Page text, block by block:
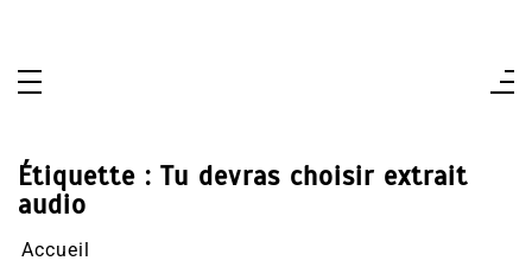
Étiquette : Tu devras choisir extrait
audio
Accueil